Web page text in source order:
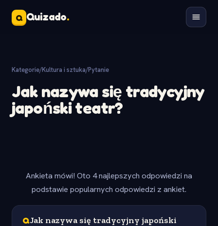
Q Quizado.
Kategorie/Kultura i sztuka/Pytanie
Jak nazywa się tradycyjny
japoński teatr?
Ankieta mówi! Oto 4 najlepszych odpowiedzi na
podstawie popularnych odpowiedzi z ankiet.
QJak nazywa się tradycyjny japoński